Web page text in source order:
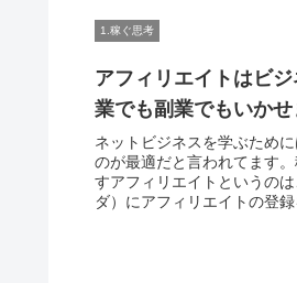
1.稼ぐ思考
アフィリエイトはビ
業でも副業でもいか
ネットビジネスを学ぶため
のが最適だと言われてます
すアフィリエイトというの
ダ）にアフィリエイトの登